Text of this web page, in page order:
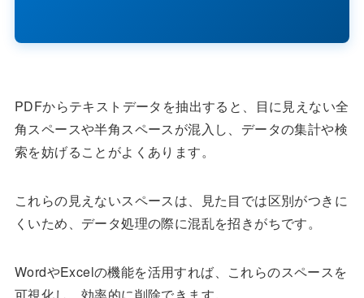
PDFからテキストデータを抽出すると、目に見えない全
角スペースや半角スペースが混入し、データの集計や検
索を妨げることがよくあります。
これらの見えないスペースは、見た目では区別がつきに
くいため、データ処理の際に混乱を招きがちです。
WordやExcelの機能を活用すれば、これらのスペースを
可視化し、効率的に削除できます。